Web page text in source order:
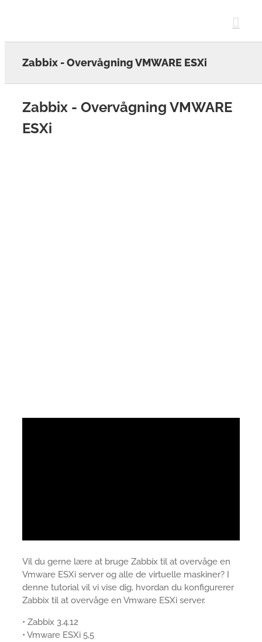
Zabbix - Overvågning VMWARE ESXi
Zabbix - Overvågning VMWARE
ESXi
Vil du gerne lære at bruge Zabbix til at overvåge en
Vmware ESXi server og alle de virtuelle maskiner? I
denne tutorial vil vi vise dig, hvordan du konfigurerer
Zabbix til at overvåge en Vmware ESXi server.
• Zabbix 3.4.12
• Vmware ESXi 5,5